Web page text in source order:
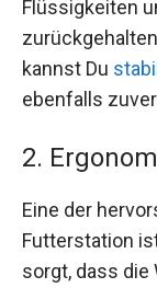
Flüssigkeiten
kannst Du
ebenfalls
2.
Eine der
Futterstation
sorgt, dass die